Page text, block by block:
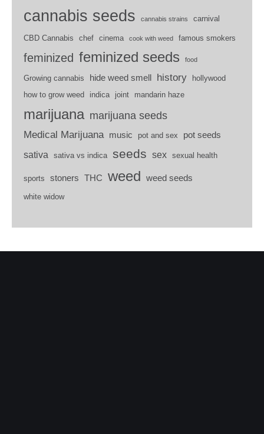
cannabis seeds cannabis strains carnival
CBD Cannabis chef cinema cook with weed famous smokers
feminized feminized seeds food
Growing cannabis hide weed smell history
hollywood
how to grow weed
indica joint mandarin haze
marijuana marijuana seeds
Medical Marijuana
music pot and sex pot seeds
sativa sativa vs indica seeds sex sexual health
sports stoners THC weed weed seeds
white widow